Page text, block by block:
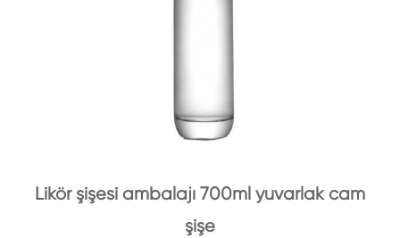
Likör şişesi ambalajı 700ml yuvarlak cam
şişe